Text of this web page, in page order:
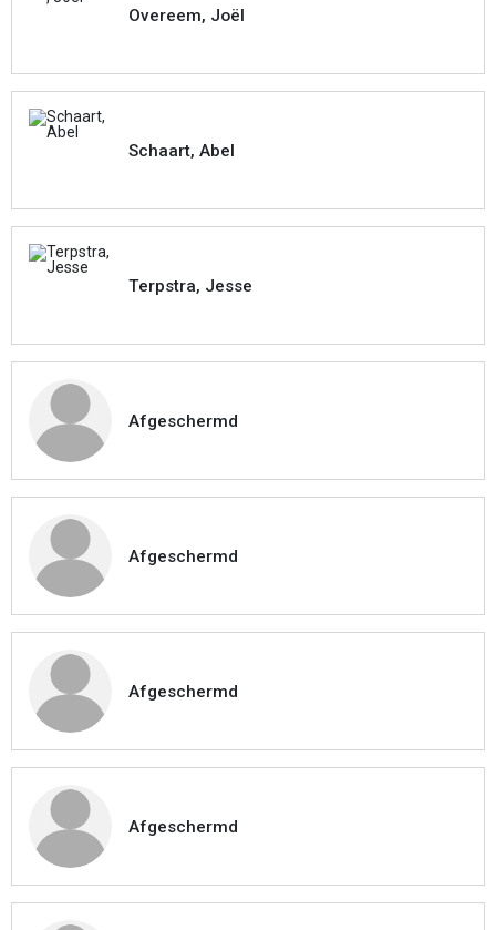
Overeem, Joël
Schaart, Abel
Terpstra, Jesse
Afgeschermd
Afgeschermd
Afgeschermd
Afgeschermd